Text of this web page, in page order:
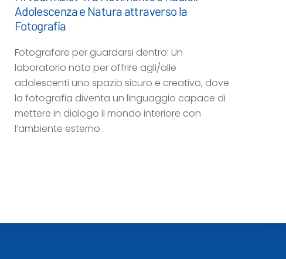
Adolescenza e Natura attraverso la
Fotografia
Fotografare per guardarsi dentro: Un
laboratorio nato per offrire agli/alle
adolescenti uno spazio sicuro e creativo, dove
la fotografia diventa un linguaggio capace di
mettere in dialogo il mondo interiore con
l’ambiente esterno.